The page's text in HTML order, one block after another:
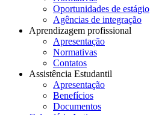
Oportunidades de estágio
Agências de integração
Aprendizagem profissional
Apresentação
Normativas
Contatos
Assistência Estudantil
Apresentação
Benefícios
Documentos